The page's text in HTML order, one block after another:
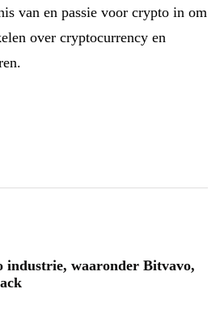
van en passie voor crypto in om
over cryptocurrency en
industrie, waaronder Bitvavo,